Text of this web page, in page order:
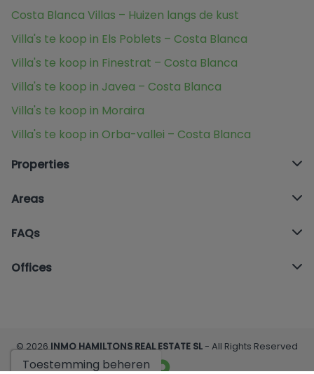
Costa Blanca Villas – Huizen langs de kust
Villa's te koop in Els Poblets – Costa Blanca
Villa's te koop in Finestrat – Costa Blanca
Villa's te koop in Javea – Costa Blanca
Villa's te koop in Moraira
Villa's te koop in Orba-vallei – Costa Blanca
Properties
Areas
FAQs
Offices
© 2026 INMO HAMILTONS REAL ESTATE SL - All Rights Reserved
Toestemming beheren